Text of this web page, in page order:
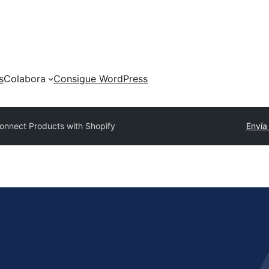
Colabora
Consigue WordPress
Products with Shopify